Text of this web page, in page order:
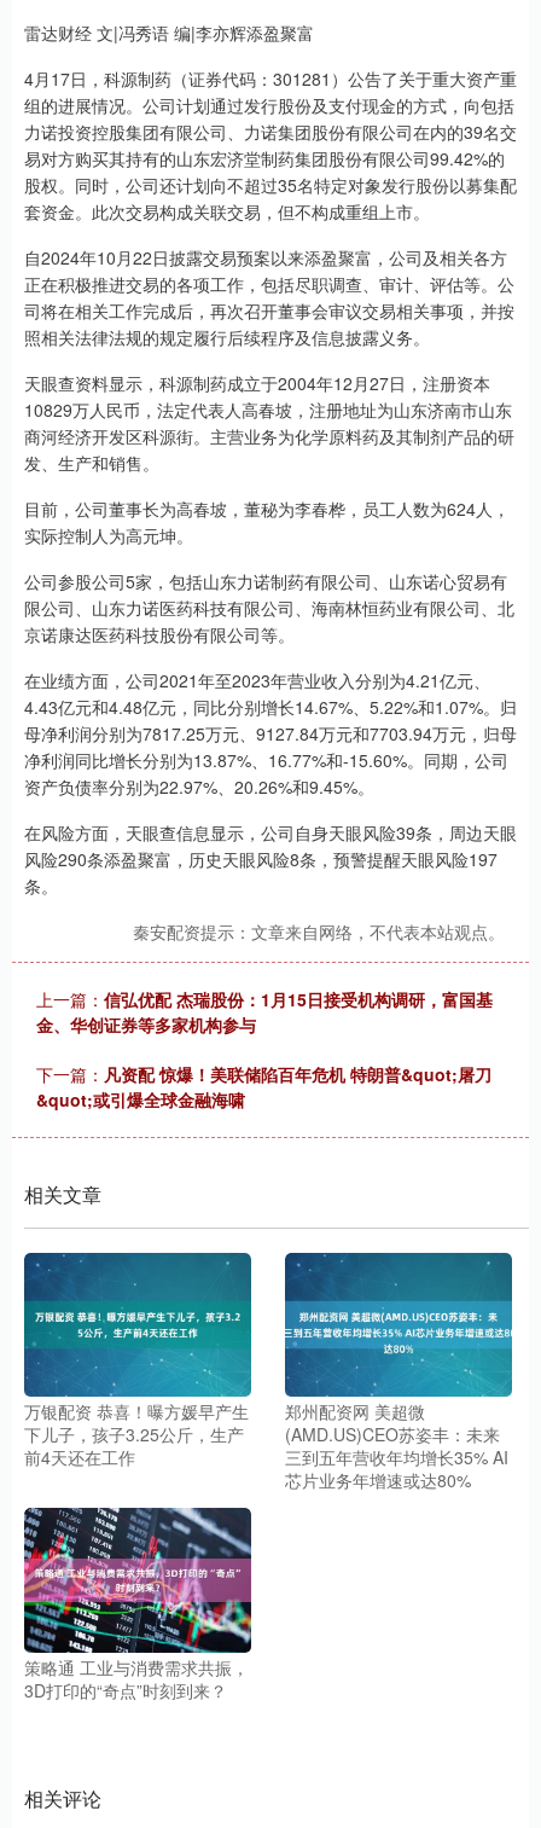
雷达财经 文|冯秀语 编|李亦辉添盈聚富
4月17日，科源制药（证券代码：301281）公告了关于重大资产重
组的进展情况。公司计划通过发行股份及支付现金的方式，向包括
力诺投资控股集团有限公司、力诺集团股份有限公司在内的39名交
易对方购买其持有的山东宏济堂制药集团股份有限公司99.42%的
股权。同时，公司还计划向不超过35名特定对象发行股份以募集配
套资金。此次交易构成关联交易，但不构成重组上市。
自2024年10月22日披露交易预案以来添盈聚富，公司及相关各方
正在积极推进交易的各项工作，包括尽职调查、审计、评估等。公
司将在相关工作完成后，再次召开董事会审议交易相关事项，并按
照相关法律法规的规定履行后续程序及信息披露义务。
天眼查资料显示，科源制药成立于2004年12月27日，注册资本
10829万人民币，法定代表人高春坡，注册地址为山东济南市山东
商河经济开发区科源街。主营业务为化学原料药及其制剂产品的研
发、生产和销售。
目前，公司董事长为高春坡，董秘为李春桦，员工人数为624人，
实际控制人为高元坤。
公司参股公司5家，包括山东力诺制药有限公司、山东诺心贸易有
限公司、山东力诺医药科技有限公司、海南林恒药业有限公司、北
京诺康达医药科技股份有限公司等。
在业绩方面，公司2021年至2023年营业收入分别为4.21亿元、
4.43亿元和4.48亿元，同比分别增长14.67%、5.22%和1.07%。归
母净利润分别为7817.25万元、9127.84万元和7703.94万元，归母
净利润同比增长分别为13.87%、16.77%和-15.60%。同期，公司
资产负债率分别为22.97%、20.26%和9.45%。
在风险方面，天眼查信息显示，公司自身天眼风险39条，周边天眼
风险290条添盈聚富，历史天眼风险8条，预警提醒天眼风险197
条。
秦安配资提示：文章来自网络，不代表本站观点。
上一篇： 信弘优配 杰瑞股份：1月15日接受机构调研，富国基
金、华创证券等多家机构参与
下一篇： 凡资配 惊爆！美联储陷百年危机 特朗普&quot;屠刀
&quot;或引爆全球金融海啸
相关文章
万银配资 恭喜！曝方媛早产生
下儿子，孩子3.25公斤，生产
前4天还在工作
郑州配资网 美超微
(AMD.US)CEO苏姿丰：未来
三到五年营收年均增长35% AI
芯片业务年增速或达80%
策略通 工业与消费需求共振，
3D打印的“奇点”时刻到来？
相关评论